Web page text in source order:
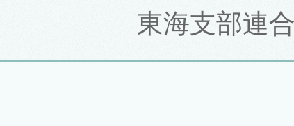
東海支部連